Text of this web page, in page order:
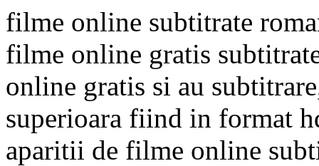
filme online subtitrate
filme online gratis
online gratis si au
superioara fiind in format
aparitii de filme online